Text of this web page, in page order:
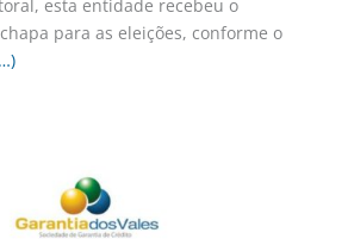
esta entidade recebeu o
para as eleições, conforme o